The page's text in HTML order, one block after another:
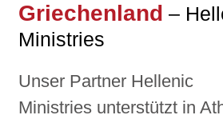
Griechenland –
Ministries
Unser Partner Hellenic
Ministries unterstützt in